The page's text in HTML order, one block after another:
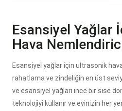
Esansiyel Yağlar
Hava
Esansiyel yağlar için ultrasonik
rahatlama ve zindeliğin en üst
ve esansiyel yağları ince bir sise
teknolojiyi kullanır ve evinizin her